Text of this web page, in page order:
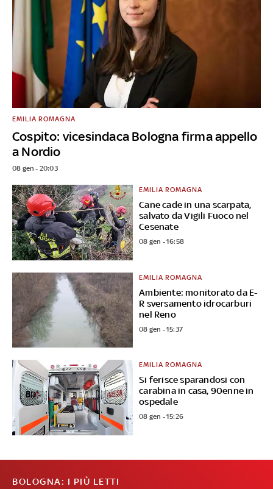
Cospito: vicesindaca Bologna firma appello
a Nordio
EMILIA ROMAGNA
08 gen - 20:03
Cane cade in una scarpata,
salvato da Vigili Fuoco nel
Cesenate
EMILIA ROMAGNA
08 gen - 16:58
Ambiente: monitorato da E-
R sversamento idrocarburi
nel Reno
EMILIA ROMAGNA
08 gen - 15:37
Si ferisce sparandosi con
carabina in casa, 90enne in
ospedale
EMILIA ROMAGNA
08 gen - 15:26
BOLOGNA: I PIÙ LETTI